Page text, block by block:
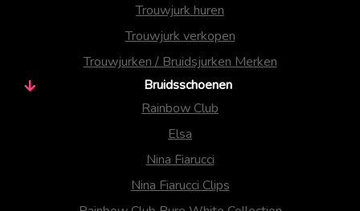
Trouwjurk huren
Trouwjurk verkopen
Trouwjurken / Bruidsjurken Merken
Bruidsschoenen
Rainbow Club
Elsa
Nina Fiarucci
Nina Fiarucci Clips